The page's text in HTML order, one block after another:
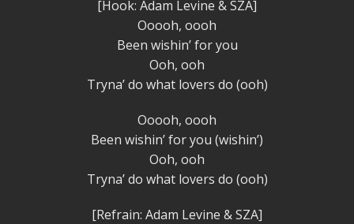
[Hook: Adam Levine & SZA]
Ooooh, oooh
Been wishin’ for you
Ooh, ooh
Tryna’ do what lovers do (ooh)
Ooooh, oooh
Been wishin’ for you (wishin’)
Ooh, ooh
Tryna’ do what lovers do (ooh)
[Refrain: Adam Levine & SZA]